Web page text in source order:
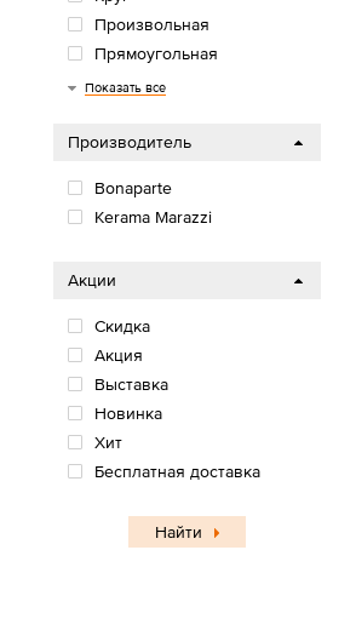
Произвольная
Прямоугольная
Ромб
Шестиугольник
Показать все
Производитель
Bonaparte
Kerama Marazzi
Акции
Скидка
Акция
Выставка
Новинка
Хит
Бесплатная доставка
Найти